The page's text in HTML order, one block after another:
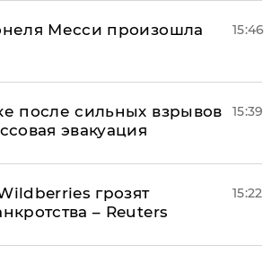
Месси произошла
15:46
после сильных взрывов
эвакуация
15:39
грозят
– Reuters
15:22